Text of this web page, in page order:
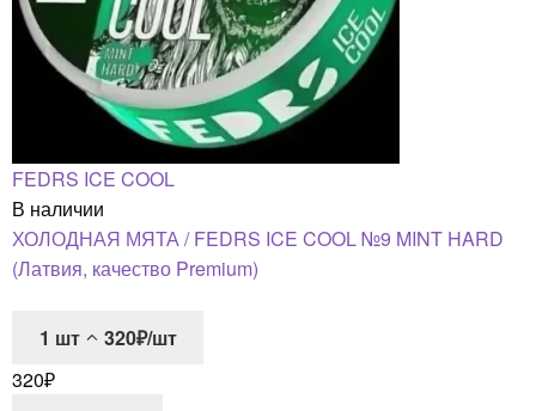
FEDRS ICE COOL
В наличии
ХОЛОДНАЯ МЯТА / FEDRS ICE COOL №9 MINT HARD
(Латвия, качество Premium)
1 шт
320₽/шт
320₽